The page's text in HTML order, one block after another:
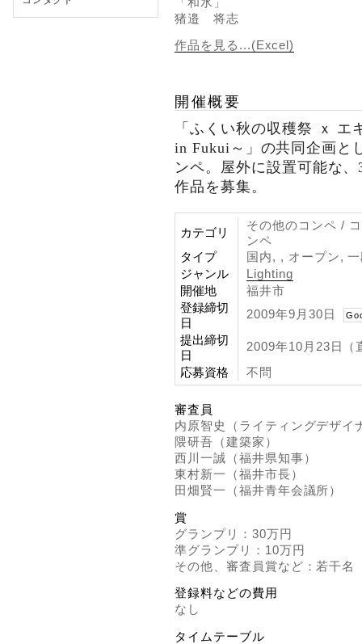
猪邉 将志
作品を見る...(Excel)
開催概要
「ふくい秋の収穫祭 ｘ エ
in Fukui～」の共同企画と
ンペ。屋外に設置可能な
作品を募集。
カテゴリ
その他のコンペ /
ンペ
タイプ
国内, , オープン,
ジャンル
Lighting
開催地
福井市
登録締切
日
2009年9月30日
提出締切
日
2009年10月23日
応募資格
不問
審査員
内原智史（ライティングデザイ
隈研吾（建築家）
西川一誠（福井県知事）
東村新一（福井市長）
田畑賢一（福井青年会議所）
賞
グランプリ：30万円
準グランプリ：10万円
その他、審査員賞など：若干名
登録料などの費用
なし
タイムテーブル